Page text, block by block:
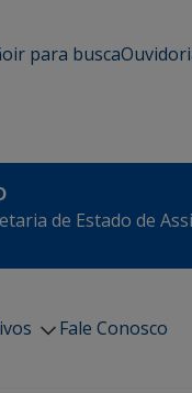
ir para busca
de Estado de
Fale Conosco